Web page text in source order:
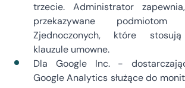
trzecie. Administrator
przekazywane
Zjednoczonych, które
klauzule umowne.
Dla Google Inc. -
Google Analytics służące do